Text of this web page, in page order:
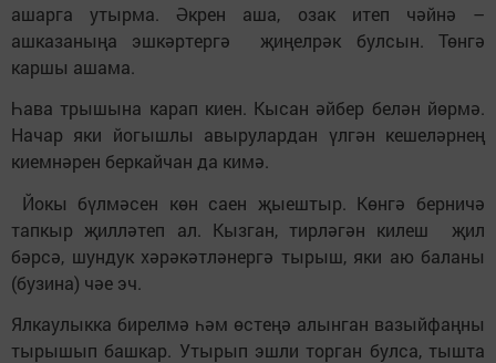
ашарга утырма. Әкрен аша, озак итеп чәйнә –
ашказаныңа эшкәртергә җиңелрәк булсын. Төнгә
каршы ашама.
Һава трышына карап киен. Кысан әйбер белән йөрмә.
Начар яки йогышлы авырулардан үлгән кешеләрнең
киемнәрен беркайчан да кимә.
Йокы бүлмәсен көн саен җыештыр. Көнгә берничә
тапкыр җилләтеп ал. Кызган, тирләгән килеш җил
бәрсә, шундук хәрәкәтләнергә тырыш, яки аю баланы
(бузина) чәе эч.
Ялкаулыкка бирелмә һәм өстеңә алынган вазыйфаңны
тырышып башкар. Утырып эшли торган булса, тышта